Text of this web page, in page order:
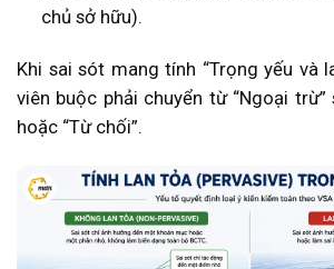
chủ sở hữu).
Khi sai sót mang tính “Trọng yếu và
viên buộc phải chuyển từ “Ngoại trừ”
hoặc “Từ chối”.